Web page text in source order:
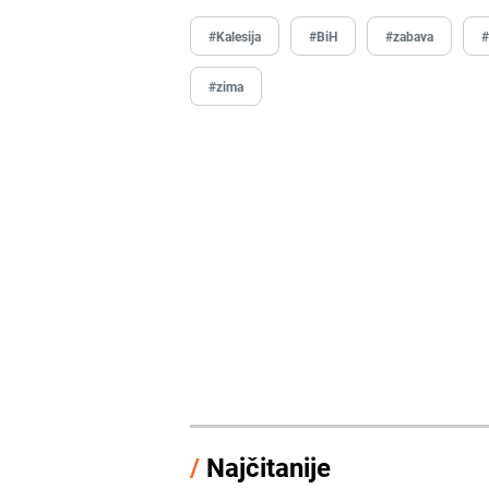
#Kalesija #BiH #zabava
#zima
/ Najčitanije